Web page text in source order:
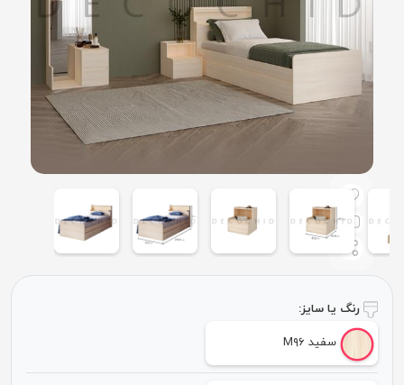
رنگ یا سایز:
سفید M۹۶